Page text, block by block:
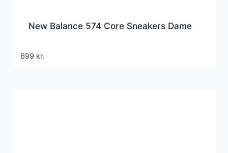
New Balance 574 Core Sneakers Dame
699 kr.